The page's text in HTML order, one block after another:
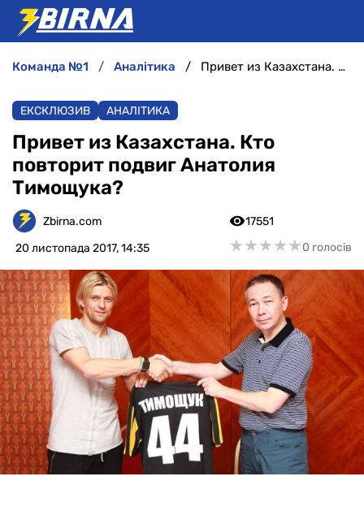
АНАЛІТИКА
ІНТЕРВ'Ю
РІЗНЕ
БУКМЕКЕРИ
команда №1 аналітика Привет из Казахстана. Кто повторит подвиг Анатолия Тимощука?
ЕКСКЛЮЗИВ АНАЛІТИКА
Привет из Казахстана. Кто
повторит подвиг Анатолия
Тимощука?
Zbirna.com
20 листопада 2017, 14:35
17551
★★★★★
★★★★★0 голосів